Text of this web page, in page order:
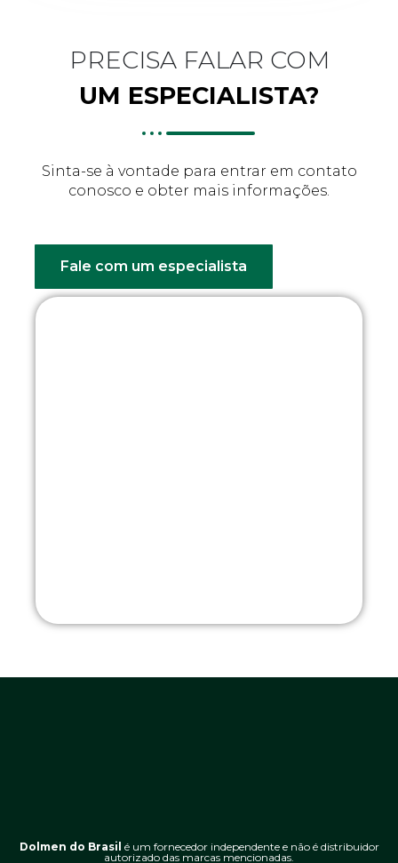
PRECISA FALAR COM
UM ESPECIALISTA?
Sinta-se à vontade para entrar em contato
conosco e obter mais informações.
Fale com um especialista
Dolmen do Brasil é um fornecedor independente e não é distribuidor
autorizado das marcas mencionadas.